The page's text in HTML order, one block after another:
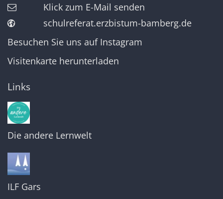
Klick zum E-Mail senden
schulreferat.erzbistum-bamberg.de
Besuchen Sie uns auf Instagram
Visitenkarte herunterladen
Links
Die andere Lernwelt
ILF Gars